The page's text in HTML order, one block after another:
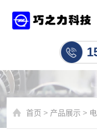
电子张力器
首页 > 产品展示 >